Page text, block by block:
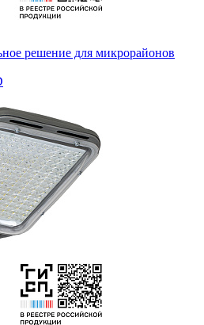
решение для микрорайонов